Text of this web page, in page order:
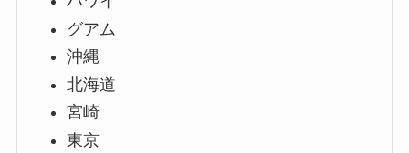
グアム
沖縄
北海道
宮崎
東京